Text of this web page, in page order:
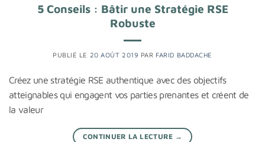
5 Conseils : Bâtir une Stratégie RSE
Robuste
PUBLIÉ LE 20 AOÛT 2019 PAR FARID BADDACHE
Créez une stratégie RSE authentique avec des objectifs
atteignables qui engagent vos parties prenantes et créent de
la valeur
CONTINUER LA LECTURE →